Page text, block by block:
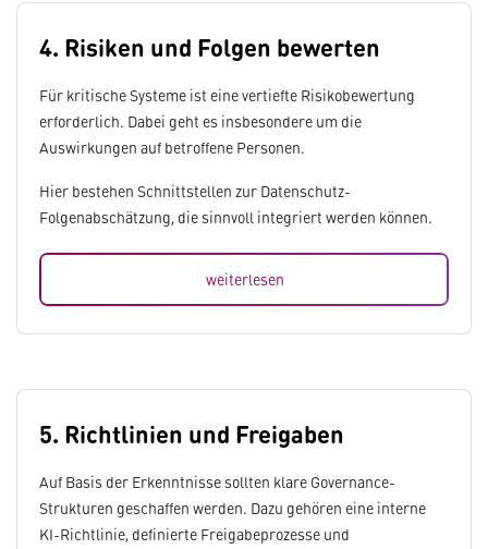
4. Risiken und Folgen bewerten
Für kritische Systeme ist eine vertiefte Risikobewertung
erforderlich. Dabei geht es insbesondere um die
Auswirkungen auf betroffene Personen.
Hier bestehen Schnittstellen zur Datenschutz-
Folgenabschätzung, die sinnvoll integriert werden können.
weiterlesen
5. Richtlinien und Freigaben
Auf Basis der Erkenntnisse sollten klare Governance-
Strukturen geschaffen werden. Dazu gehören eine interne
KI-Richtlinie, definierte Freigabeprozesse und